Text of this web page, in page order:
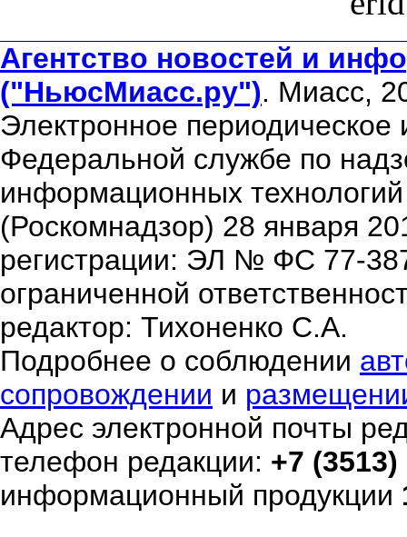
Агентство новостей и
("НьюсМиасс.ру"). Миасс,
Электронное периодическое
Федеральной службе по
информационных
(Роскомнадзор) 28 января
регистрации: ЭЛ № ФС 77-
ограниченной
редактор: Тихоненко С.А.
Подробнее о соблюдении
сопровождении и
Адрес электронной почты
телефон редакции: +7
информационный продукции